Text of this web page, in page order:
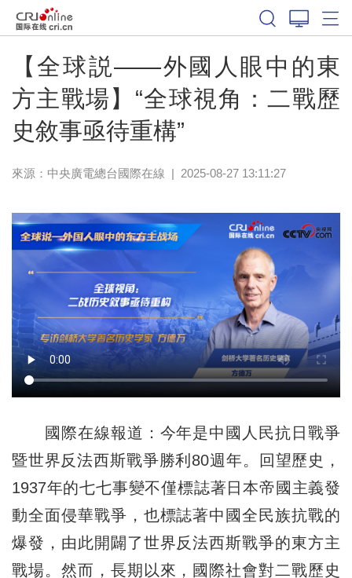
【全球説——外國人眼中的東
方主戰場】“全球視角：二戰歷
史敘事亟待重構”
來源：中央廣電總台國際在線 | 2025-08-27 13:11:27
國際在線報道：今年是中國人民抗日戰爭
暨世界反法西斯戰爭勝利80週年。回望歷史，
1937年的七七事變不僅標誌著日本帝國主義發
動全面侵華戰爭，也標誌著中國全民族抗戰的
爆發，由此開闢了世界反法西斯戰爭的東方主
戰場。然而，長期以來，國際社會對二戰歷史